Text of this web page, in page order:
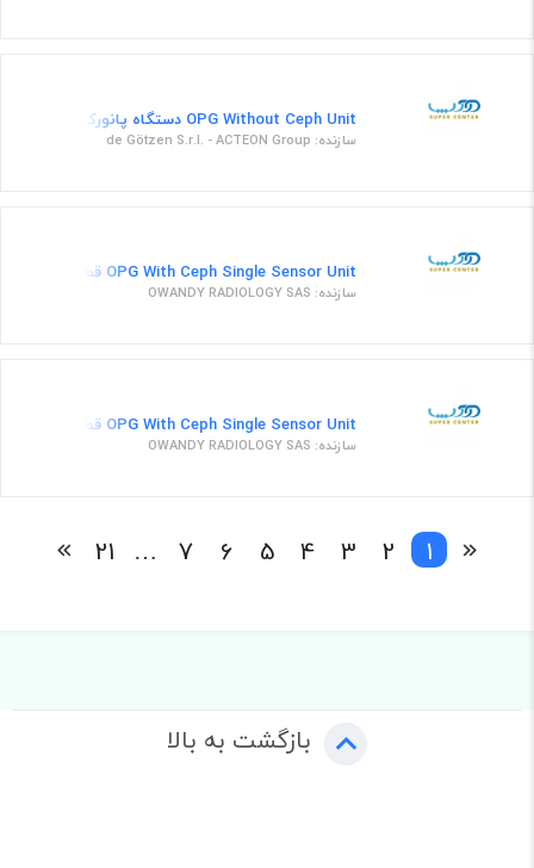
OPG Without Ceph Unit دستگاه پانورکس مدل ایکس مایند تریوم 1
سازنده: de Götzen S.r.l. - ACTEON Group
OPG With Ceph Single Sensor Unit قطعات یدکی 62
سازنده: OWANDY RADIOLOGY SAS
OPG With Ceph Single Sensor Unit قطعات یدکی 48
سازنده: OWANDY RADIOLOGY SAS
1
2
3
4
5
6
7
…
21
بازگشت به بالا